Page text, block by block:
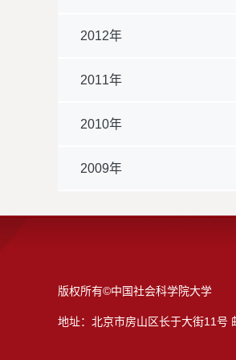
2012年
2011年
2010年
2009年
版权所有©中国社会科学院大学
地址：北京市房山区长于大街11号